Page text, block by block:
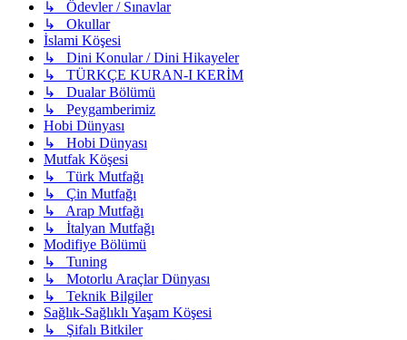
↳ Ödevler / Sınavlar
↳ Okullar
İslami Köşesi
↳ Dini Konular / Dini Hikayeler
↳ TÜRKÇE KURAN-I KERİM
↳ Dualar Bölümü
↳ Peygamberimiz
Hobi Dünyası
↳ Hobi Dünyası
Mutfak Köşesi
↳ Türk Mutfağı
↳ Çin Mutfağı
↳ Arap Mutfağı
↳ İtalyan Mutfağı
Modifiye Bölümü
↳ Tuning
↳ Motorlu Araçlar Dünyası
↳ Teknik Bilgiler
Sağlık-Sağlıklı Yaşam Köşesi
↳ Şifalı Bitkiler